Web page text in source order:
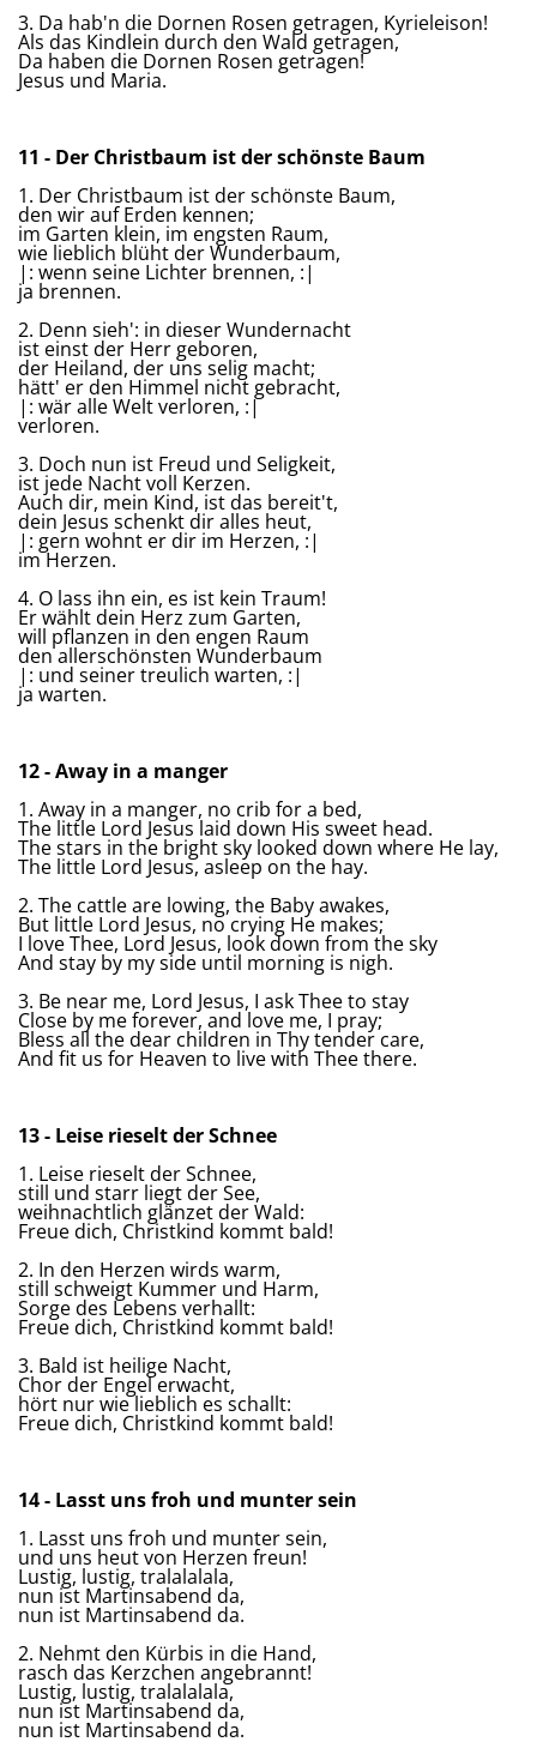
3. Da hab'n die Dornen Rosen getragen, Kyrieleison!
Als das Kindlein durch den Wald getragen,
Da haben die Dornen Rosen getragen!
Jesus und Maria.
11 - Der Christbaum ist der schönste Baum
1. Der Christbaum ist der schönste Baum,
den wir auf Erden kennen;
im Garten klein, im engsten Raum,
wie lieblich blüht der Wunderbaum,
|: wenn seine Lichter brennen, :|
ja brennen.
2. Denn sieh': in dieser Wundernacht
ist einst der Herr geboren,
der Heiland, der uns selig macht;
hätt' er den Himmel nicht gebracht,
|: wär alle Welt verloren, :|
verloren.
3. Doch nun ist Freud und Seligkeit,
ist jede Nacht voll Kerzen.
Auch dir, mein Kind, ist das bereit't,
dein Jesus schenkt dir alles heut,
|: gern wohnt er dir im Herzen, :|
im Herzen.
4. O lass ihn ein, es ist kein Traum!
Er wählt dein Herz zum Garten,
will pflanzen in den engen Raum
den allerschönsten Wunderbaum
|: und seiner treulich warten, :|
ja warten.
12 - Away in a manger
1. Away in a manger, no crib for a bed,
The little Lord Jesus laid down His sweet head.
The stars in the bright sky looked down where He lay,
The little Lord Jesus, asleep on the hay.
2. The cattle are lowing, the Baby awakes,
But little Lord Jesus, no crying He makes;
I love Thee, Lord Jesus, look down from the sky
And stay by my side until morning is nigh.
3. Be near me, Lord Jesus, I ask Thee to stay
Close by me forever, and love me, I pray;
Bless all the dear children in Thy tender care,
And fit us for Heaven to live with Thee there.
13 - Leise rieselt der Schnee
1. Leise rieselt der Schnee,
still und starr liegt der See,
weihnachtlich glänzet der Wald:
Freue dich, Christkind kommt bald!
2. In den Herzen wirds warm,
still schweigt Kummer und Harm,
Sorge des Lebens verhallt:
Freue dich, Christkind kommt bald!
3. Bald ist heilige Nacht,
Chor der Engel erwacht,
hört nur wie lieblich es schallt:
Freue dich, Christkind kommt bald!
14 - Lasst uns froh und munter sein
1. Lasst uns froh und munter sein,
und uns heut von Herzen freun!
Lustig, lustig, tralalalala,
nun ist Martinsabend da,
nun ist Martinsabend da.
2. Nehmt den Kürbis in die Hand,
rasch das Kerzchen angebrannt!
Lustig, lustig, tralalalala,
nun ist Martinsabend da,
nun ist Martinsabend da.